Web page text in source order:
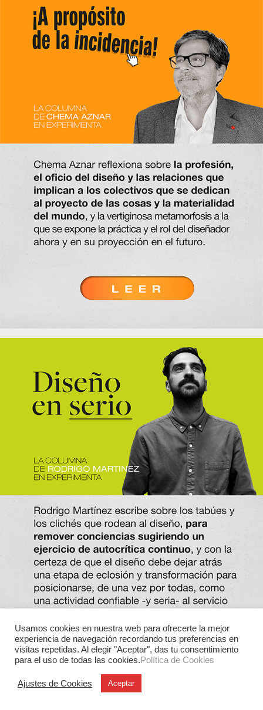
Usamos cookies en nuestra web para ofrecerte la mejor
experiencia de navegación recordando tus preferencias en
visitas repetidas. Al elegir "Aceptar", das tu consentimiento
para el uso de todas las cookies.Política de Cookies
Ajustes de Cookies Aceptar